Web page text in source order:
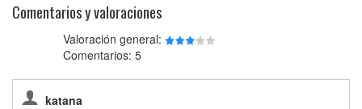
Comentarios y valoraciones
Valoración general:
Comentarios: 5
katana